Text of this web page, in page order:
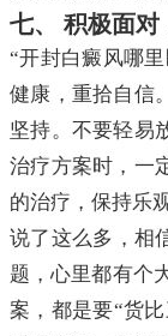
七、 积极面对
“开封白癜风哪
健康，重拾自信
坚持。不要轻易
治疗方案时，一
的治疗，保持乐
说了这么多，相
题，心里都有个
案，都是要“货